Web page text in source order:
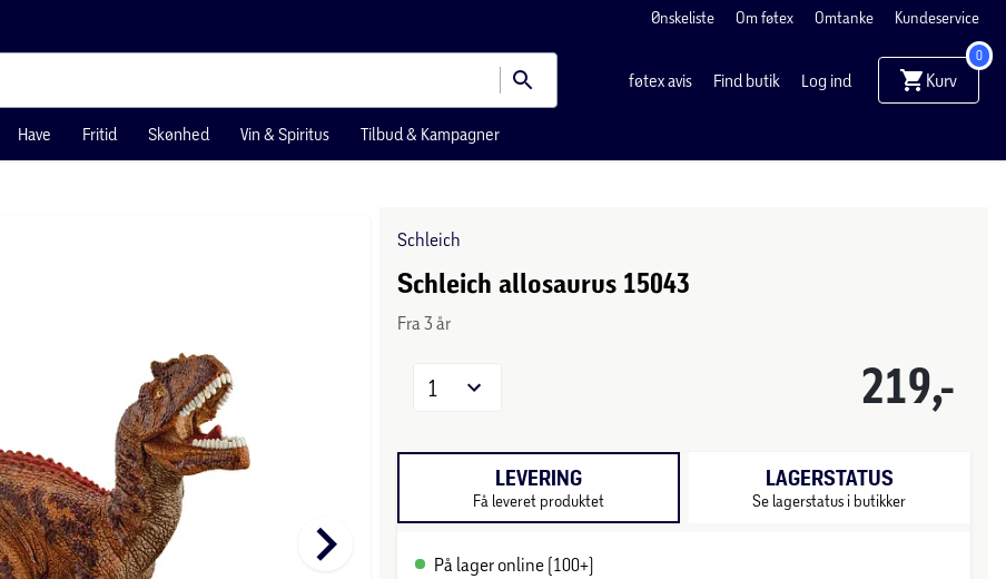
Ønskeliste Om føtex Omtanke Kundeservice
føtex avis Find butik Log ind Kurv
0
Have Fritid Skønhed Vin & Spiritus Tilbud & Kampagner
keyboard_arrow_right
Schleich
Schleich allosaurus 15043
Fra 3 år
219,-
1
LEVERING
Få leveret produktet
LAGERSTATUS
Se lagerstatus i butikker
På lager online (100+)